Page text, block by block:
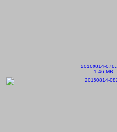
20160814-
1.46 MB